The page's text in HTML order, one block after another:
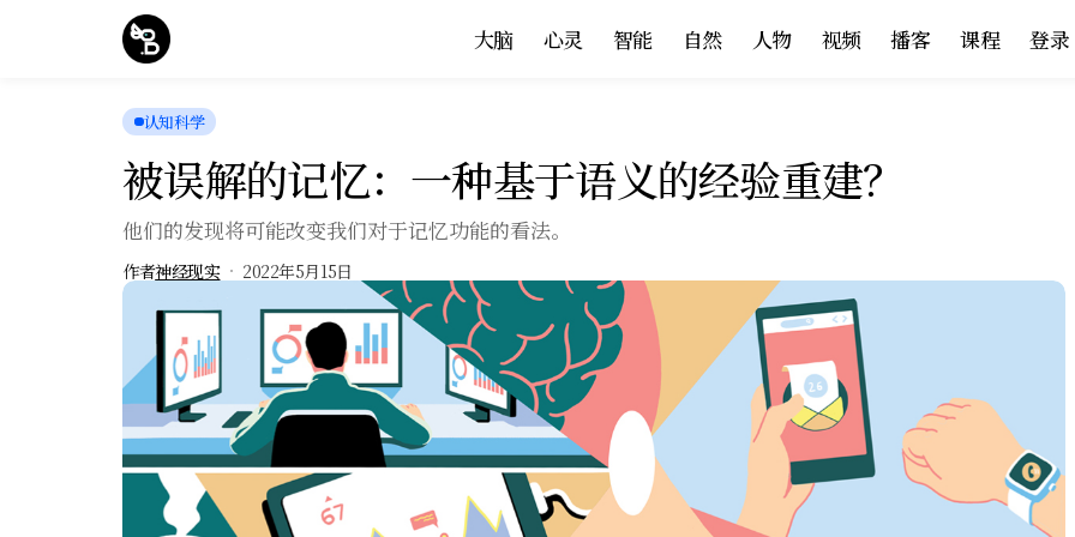
大脑 心灵 智能 自然 人物 视频 播客 课程 登录
认知科学
被误解的记忆：一种基于语义的经验重建？
他们的发现将可能改变我们对于记忆功能的看法。
作者神经现实 2022年5月15日